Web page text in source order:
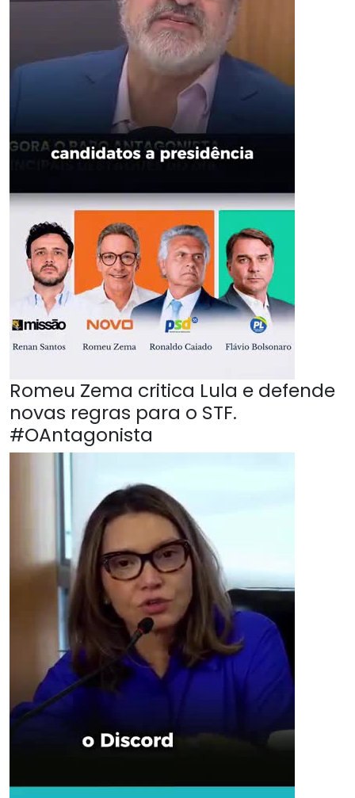
Romeu Zema critica Lula e defende
novas regras para o STF.
#OAntagonista